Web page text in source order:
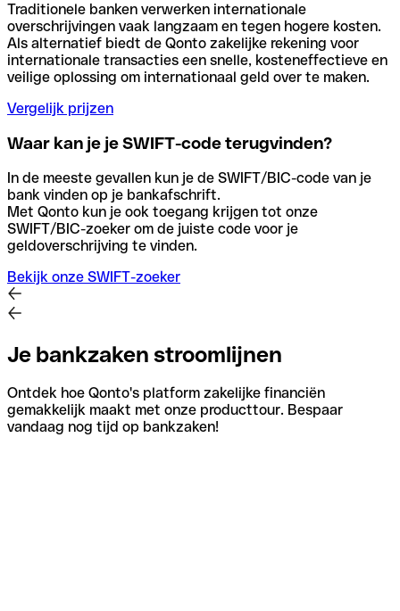
Traditionele banken verwerken internationale
overschrijvingen vaak langzaam en tegen hogere kosten.
Als alternatief biedt de Qonto zakelijke rekening voor
internationale transacties een snelle, kosteneffectieve en
veilige oplossing om internationaal geld over te maken.
Vergelijk prijzen
Waar kan je je SWIFT-code terugvinden?
In de meeste gevallen kun je de SWIFT/BIC-code van je
bank vinden op je bankafschrift.
Met Qonto kun je ook toegang krijgen tot onze
SWIFT/BIC-zoeker om de juiste code voor je
geldoverschrijving te vinden.
Bekijk onze SWIFT-zoeker
Je bankzaken stroomlijnen
Ontdek hoe Qonto's platform zakelijke financiën
gemakkelijk maakt met onze producttour. Bespaar
vandaag nog tijd op bankzaken!